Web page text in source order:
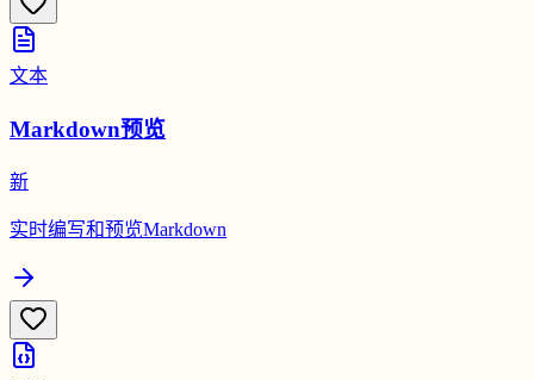
文本
Markdown预览
新
实时编写和预览Markdown